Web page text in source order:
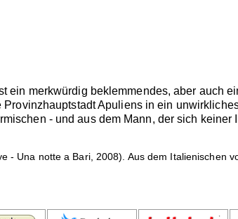
ein merkwürdig beklemmendes, aber auch
Apuliens in ein
- und aus dem Mann, der sich
- Una notte a Bari, 2008). Aus dem Italienischen